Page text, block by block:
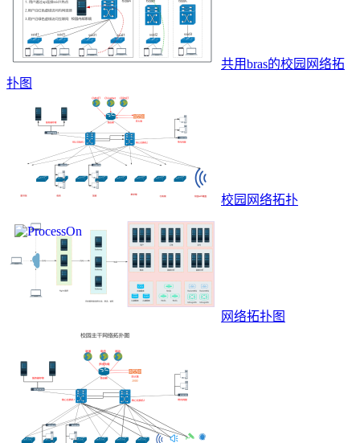
共用bras的校园网络拓
扑图
校园网络拓扑
网络拓扑图